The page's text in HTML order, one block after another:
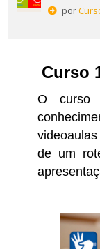
Perguntas por
Curso
O curso
de um